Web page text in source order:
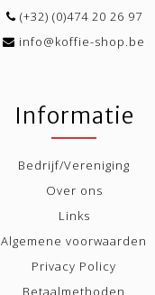
(+32) (0)474 20 26 97
info@koffie-shop.be
Informatie
Bedrijf/Vereniging
Over ons
Links
Algemene voorwaarden
Privacy Policy
Betaalmethoden